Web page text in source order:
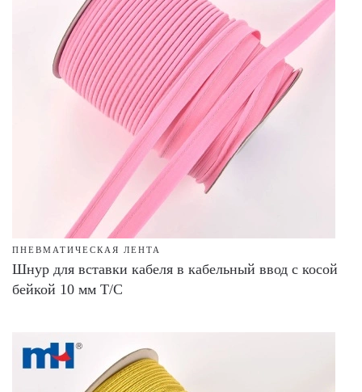
ПНЕВМАТИЧЕСКАЯ ЛЕНТА
Шнур для вставки кабеля в кабельный ввод с косой
бейкой 10 мм T/C